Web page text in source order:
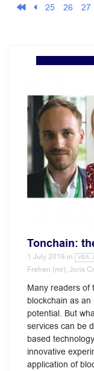
25
26 27
Tonchain:
1 July 2018 in VBA
Frehen (mr), Joris
Many readers of
blockchain as
potential. But
services can be
based
innovative
application of